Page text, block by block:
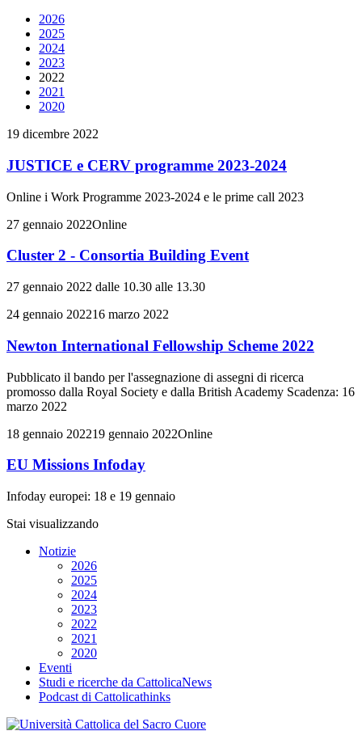
2026
2025
2024
2023
2022
2021
2020
19 dicembre 2022
JUSTICE e CERV programme 2023-2024
Online i Work Programme 2023-2024 e le prime call 2023
27 gennaio 2022Online
Cluster 2 - Consortia Building Event
27 gennaio 2022 dalle 10.30 alle 13.30
24 gennaio 202216 marzo 2022
Newton International Fellowship Scheme 2022
Pubblicato il bando per l'assegnazione di assegni di ricerca
promosso dalla Royal Society e dalla British Academy Scadenza: 16
marzo 2022
18 gennaio 202219 gennaio 2022Online
EU Missions Infoday
Infoday europei: 18 e 19 gennaio
Stai visualizzando
Notizie
2026
2025
2024
2023
2022
2021
2020
Eventi
Studi e ricerche da CattolicaNews
Podcast di Cattolicathinks